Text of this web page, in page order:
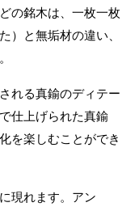
の銘木は、一枚一枚
）と無垢材の違い、
れる真鍮のディテー
仕上げられた真鍮
を楽しむことができ
現れます。アン